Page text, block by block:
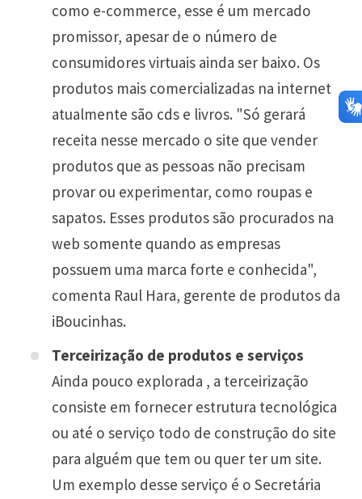
como e-commerce, esse é um mercado
promissor, apesar de o número de
consumidores virtuais ainda ser baixo. Os
produtos mais comercializadas na internet
atualmente são cds e livros. "Só gerará
receita nesse mercado o site que vender
produtos que as pessoas não precisam
provar ou experimentar, como roupas e
sapatos. Esses produtos são procurados na
web somente quando as empresas
possuem uma marca forte e conhecida",
comenta Raul Hara, gerente de produtos da
iBoucinhas.
Terceirização de produtos e serviços
Ainda pouco explorada , a terceirização
consiste em fornecer estrutura tecnológica
ou até o serviço todo de construção do site
para alguém que tem ou quer ter um site.
Um exemplo desse serviço é o Secretária